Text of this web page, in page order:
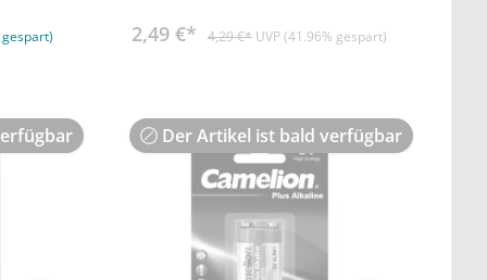
Jahre
gespart) 2,49 €* 4,29 €* UVP (41.96% gespart)
Der Artikel ist bald verfügbar